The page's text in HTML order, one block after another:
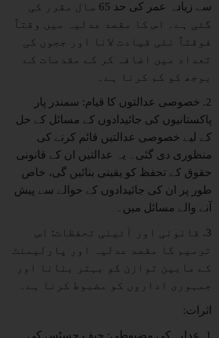
سے زیادہ عمر کی حد 65 سال مقرر کی
گئی ہے۔ اس کا مقصد عدلیہ میں وقتاً
فوقتاً نئی قیادت لانا اور ججوں کی
تعداد میں اضافہ کر کے مقدمات کے
بوجھ کو کم کرنا ہے۔
2. خصوصی عدالتوں کا قیام: سمندر پار
پاکستانیوں کی جائیدادوں کے مسائل کے حل
کے لیے خصوصی عدالتیں قائم کرنے کی
منظوری دی گئی۔ یہ عدالتیں ان کے قانونی
حقوق کے تحفظ کو یقینی بنائیں گی، خاص
طور پر ان کی جائیدادوں کے حوالے سے پیش
آنے والے مسائل میں۔
3. قانونی اور آئینی تحفظات: اس
ترمیم کا مقصد عدلیہ اور پارلیمنٹ
کے مابین توازن کو بہتر بنانا اور
جمہوری اداروں کو مضبوط کرنا ہے۔
اثرات:
1. عدلیہ کی مضبوطی: چیف جسٹس کی